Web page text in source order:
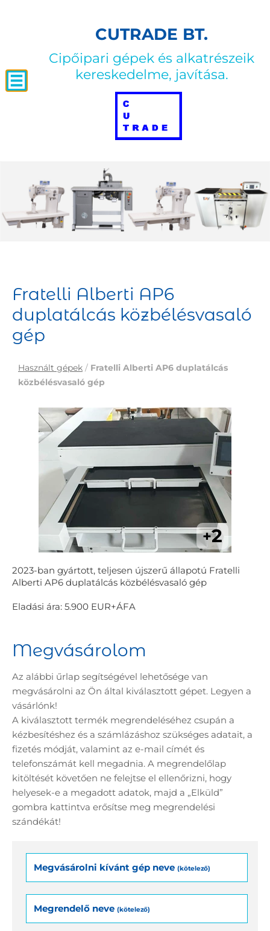
CUTRADE BT.
Cipőipari gépek és alkatrészeik
kereskedelme, javítása.
Fratelli Alberti AP6
duplatálcás közbélésvasaló
gép
Használt gépek / Fratelli Alberti AP6 duplatálcás
közbélésvasaló gép
2023-ban gyártott, teljesen újszerű állapotú Fratelli
Alberti AP6 duplatálcás közbélésvasaló gép
Eladási ára: 5.900 EUR+ÁFA
+2
Megvásárolom
Az alábbi űrlap segítségével lehetősége van
megvásárolni az Ön által kiválasztott gépet. Legyen a
vásárlónk!
A kiválasztott termék megrendeléséhez csupán a
kézbesítéshez és a számlázáshoz szükséges adatait, a
fizetés módját, valamint az e-mail címét és
telefonszámát kell megadnia. A megrendelőlap
kitöltését követően ne felejtse el ellenőrizni, hogy
helyesek-e a megadott adatok, majd a „Elküld”
gombra kattintva erősítse meg megrendelési
szándékát!
Megvásárolni kívánt gép neve (kötelező)
Megrendelő neve (kötelező)